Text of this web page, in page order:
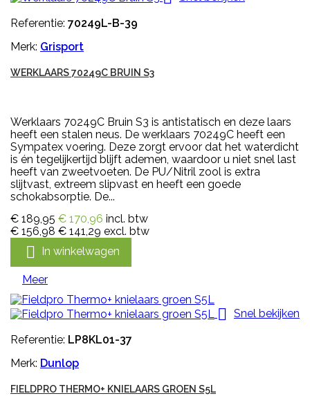
Referentie: 70249L-B-39
Merk: Grisport
WERKLAARS 70249C BRUIN S3
Werklaars 70249C Bruin S3 is antistatisch en deze laars
heeft een stalen neus. De werklaars 70249C heeft een
Sympatex voering. Deze zorgt ervoor dat het waterdicht
is én tegelijkertijd blijft ademen, waardoor u niet snel last
heeft van zweetvoeten. De PU/Nitril zool is extra
slijtvast, extreem slipvast en heeft een goede
schokabsorptie. De...
€ 189,95 € 170,96 incl. btw
€ 156,98 € 141,29 excl. btw
 In winkelwagen
Meer
 Snel bekijken
Referentie: LP8KL01-37
Merk: Dunlop
FIELDPRO THERMO+ KNIELAARS GROEN S5L